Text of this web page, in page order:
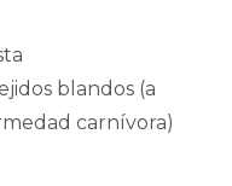
blandos (a
carnívora)